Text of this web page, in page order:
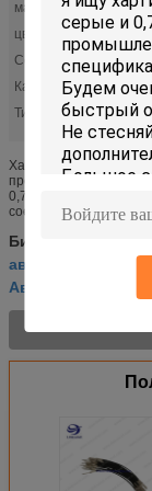
марка:
цвет:
Серия:
Калибр провода:
Тип:
Хартинг 09150006102
промышленного
0,75 кабеля 18авг
соединения
Бирки:
автоматическая
Автомобиль